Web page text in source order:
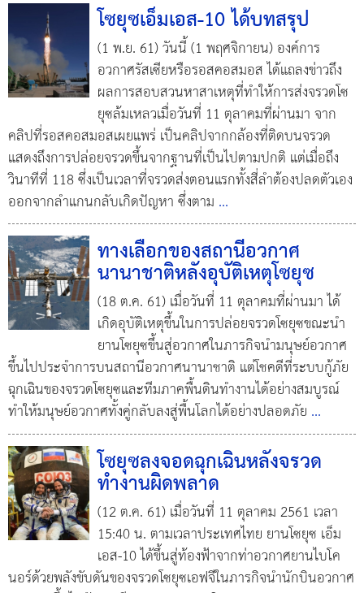
โซยุซเอ็มเอส-10 ได้บทสรุป
(1 พ.ย. 61) วันนี้ (1 พฤศจิกายน) องค์การ
อวกาศรัสเซียหรือรอสคอสมอส ได้แถลงข่าวถึง
ผลการสอบสวนหาสาเหตุที่ทำให้การส่งจรวดโซ
ยุซล้มเหลวเมื่อวันที่ 11 ตุลาคมที่ผ่านมา จาก
คลิปที่รอสคอสมอสเผยแพร่ เป็นคลิปจากกล้องที่ติดบนจรวด
แสดงถึงการปล่อยจรวดขึ้นจากฐานที่เป็นไปตามปกติ แต่เมื่อถึง
วินาทีที่ 118 ซึ่งเป็นเวลาที่จรวดส่งตอนแรกทั้งสี่ลำต้องปลดตัวเอง
ออกจากลำแกนกลับเกิดปัญหา ซึ่งตาม ...
ทางเลือกของสถานีอวกาศ
นานาชาติหลังอุบัติเหตุโซยุซ
(18 ต.ค. 61) เมื่อวันที่ 11 ตุลาคมที่ผ่านมา ได้
เกิดอุบัติเหตุขึ้นในการปล่อยจรวดโซยุซขณะนำ
ยานโซยุซขึ้นสู่อวกาศในภารกิจนำมนุษย์อวกาศ
ขึ้นไปประจำการบนสถานีอวกาศนานาชาติ แต่โชคดีที่ระบบกู้ภัย
ฉุกเฉินของจรวดโซยุซและทีมภาคพื้นดินทำงานได้อย่างสมบูรณ์
ทำให้มนุษย์อวกาศทั้งคู่กลับลงสู่พื้นโลกได้อย่างปลอดภัย ...
โซยุซลงจอดฉุกเฉินหลังจรวด
ทำงานผิดพลาด
(12 ต.ค. 61) เมื่อวันที่ 11 ตุลาคม 2561 เวลา
15:40 น. ตามเวลาประเทศไทย ยานโซยุซ เอ็ม
เอส-10 ได้ขึ้นสู่ท้องฟ้าจากท่าอวกาศยานไบโค
นอร์ด้วยพลังขับดันของจรวดโซยุซเอฟจีในภารกิจนำนักบินอวกาศ